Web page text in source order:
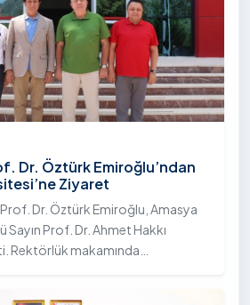
Dr. Öztürk Emiroğlu’ndan
Ziyaret
Dr. Öztürk Emiroğlu, Amasya
Prof. Dr. Ahmet Hakkı
Rektörlük makamında
Murat Kurt eşlik etti.